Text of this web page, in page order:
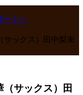
ト）
サックス）田中梨未
サックス）田